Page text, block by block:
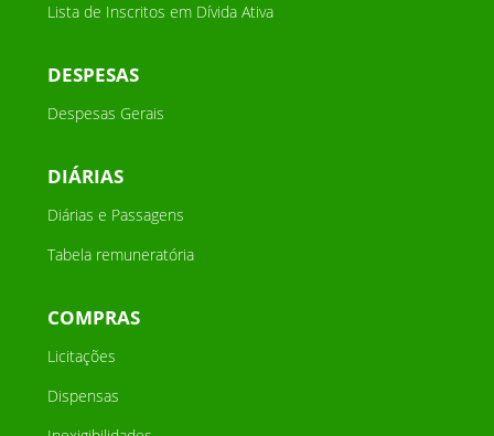
Lista de Inscritos em Dívida Ativa
DESPESAS
Despesas Gerais
DIÁRIAS
Diárias e Passagens
Tabela remuneratória
COMPRAS
Licitações
Dispensas